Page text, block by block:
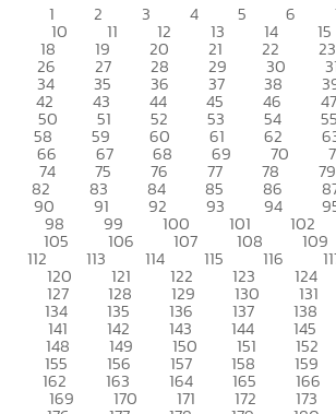
1 2 3 4 5 6
10 11 12 13 14 15
18 19 20 21 22 23
26 27 28 29 30
34 35 36 37 38
42 43 44 45 46 47
50 51 52 53 54 55
58 59 60 61 62
66 67 68 69 70
74 75 76 77 78 79
82 83 84 85 86
90 91 92 93 94
98 99 100 101 102
105 106 107 108 109
112 113 114 115 116
120 121 122 123 124
127 128 129 130 131
134 135 136 137 138
141 142 143 144 145
148 149 150 151 152
155 156 157 158 159
162 163 164 165 166
169 170 171 172 173